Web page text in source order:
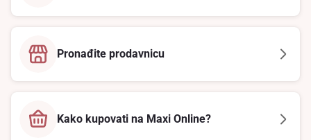
Pronađite prodavnicu
Kako kupovati na Maxi Online?